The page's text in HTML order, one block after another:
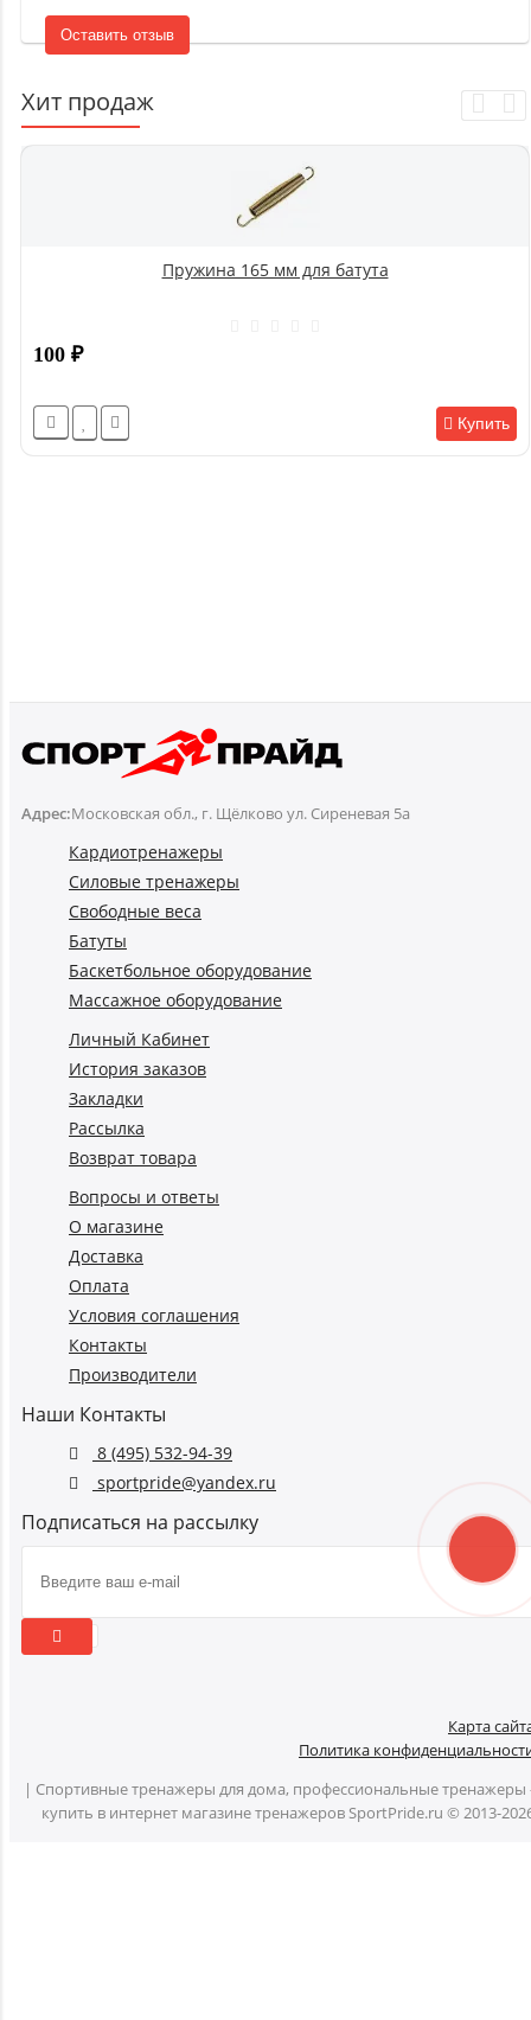
Оставить отзыв
Хит продаж
Пружина 165 мм для батута
100 ₽
Купить
Адрес:Московская обл., г. Щёлково ул. Сиреневая 5а
Кардиотренажеры
Силовые тренажеры
Свободные веса
Батуты
Баскетбольное оборудование
Массажное оборудование
Личный Кабинет
История заказов
Закладки
Рассылка
Возврат товара
Вопросы и ответы
О магазине
Доставка
Оплата
Условия соглашения
Контакты
Производители
Наши Контакты
8 (495) 532-94-39
sportpride@yandex.ru
Подписаться на рассылку
Карта
Политика
| Спортивные тренажеры для дома, профессиональные тренажеры
купить в интернет магазине тренажеров SportPride.ru © 2013-